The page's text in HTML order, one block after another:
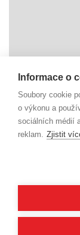
738
IČO:
© Destinační
Informace o
Soubory cookie
o výkonu a
sociálních médií
reklam. Zjistit